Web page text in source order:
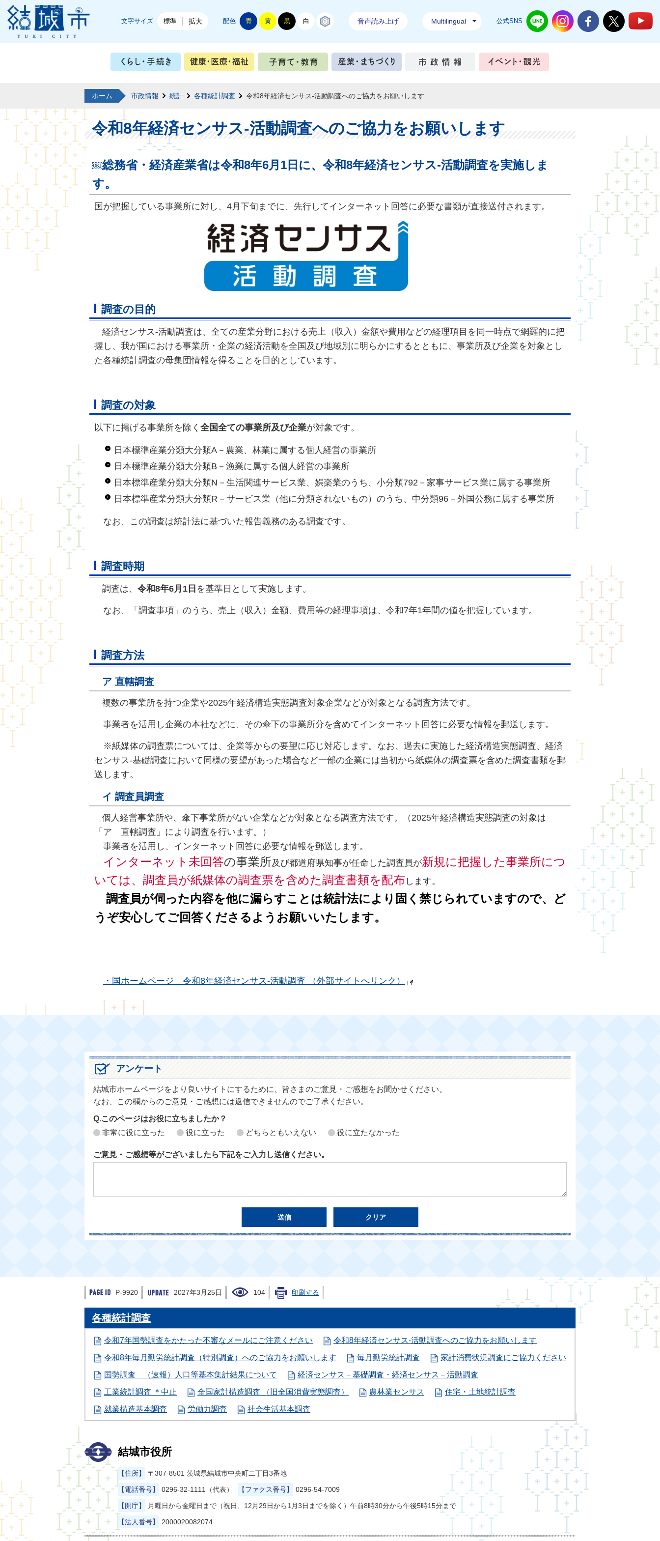
結城市公式ホームページ
文字サイズ 標準 拡大 配色 青 黄 黒 白 音声読み上げ Multilingual 公式SNS 結城市公式LINE結城市公式Instagram
結城市公式Facebook
結城市公式
くらし・手続き 健康・医療・福祉 子育て・教育 産業・まちづくり 市政情報
ホーム 市政情報 統計 各種統計調査 令和8年経済センサス-活動調査へのご協力をお願いします
令和8年経済センサス-活動調査へのご協力をお願いします
￼総務省・経済産業省は令和8年6月1日に、令和8年経済センサス-活動調査を実施しま
す。
国が把握している事業所に対し、4月下旬までに、先行してインターネット回答に必要な書類が直接送付されます。
調査の目的
経済センサス‐活動調査は、全ての産業分野における売上（収入）金額や費用などの経理項目を同一時点で網羅的に把
握し、我が国における事業所・企業の経済活動を全国及び地域別に明らかにするとともに、事業所及び企業を対象とし
た各種統計調査の母集団情報を得ることを目的としています。
調査の対象
以下に掲げる事業所を除く 全国全ての事業所及び企業が対象です。
日本標準産業分類大分類A－農業、林業に属する個人経営の事業所
日本標準産業分類大分類B－漁業に属する個人経営の事業所
日本標準産業分類大分類N－生活関連サービス業、娯楽業のうち、小分類792－家事サービス業に属する事業所
日本標準産業分類大分類R－サービス業（他に分類されないもの）のうち、中分類96－外国公務に属する事業所
なお、この調査は統計法に基づいた報告義務のある調査です。
調査時期
調査は、 令和8年6月1日 を基準日として実施します。
なお、「調査事項」のうち、売上（収入）金額、費用等の経理事項は、令和7年1年間の値を把握しています。
調査方法
ア 直轄調査
複数の事業所を持つ企業や2025年経済構造実態調査対象企業などが対象となる調査方法です。
事業者を活用し企業の本社などに、その傘下の事業所分を含めてインターネット回答に必要な情報を郵送します。
※紙媒体の調査票については、企業等からの要望に応じ対応します。なお、過去に実施した経済構造実態調査、 経済
センサス‐基礎調査において同様の要望があった場合など一部の企業には当初から紙媒体の調査票を含めた調査書類を郵
送します。
イ 調査員調査
個人経営事業所や、傘下事業所がない企業などが対象となる調査方法です。（2025年経済構造実態調査の対象は
「ア 直轄調査」により調査を行います。）
事業者を活用し、インターネット回答に必要な情報を郵送します。
インターネット未回答の事業所及び都道府県知事が任命した調査員が新規に把握した事業所につ
いては、調査員が紙媒体の調査票を含めた調査書類を配布 します。
調査員が伺った内容を他に漏らすことは統計法により固く禁じられていますので、ど
うぞ安心してご回答くださるようお願いいたします。
・国ホームページ 令和8年経済センサス‐活動調査 （外部サイトへリンク）
アンケート
結城市ホームページをより良いサイトにするために、皆さまのご意見・ご感想をお聞かせください。
なお、この欄からのご意見・ご感想には返信できませんのでご了承ください。
Q.このページはお役に立ちましたか？
非常に役に立った
役に立った どちらともいえない 役に立たなかった
ご意見・ご感想等がございましたら下記をご入力し送信ください。
P-9920 2027年3月25日 104 印刷する
各種統計調査
令和7年国勢調査をかたった不審なメールにご注意ください 令和8年経済センサス-活動調査へのご協力をお願いします
令和8年毎月勤労統計調査（特別調査）へのご協力をお願いします 毎月勤労統計調査 家計消費状況調査にご協力ください
国勢調査 （速報）人口等基本集計結果について 経済センサス－基礎調査・経済センサス－活動調査
工業統計調査 ＊中止 全国家計構造調査 （旧全国消費実態調査） 農林業センサス 住宅・土地統計調査
就業構造基本調査 労働力調査 社会生活基本調査
結城市役所
【住所】 〒307-8501 茨城県結城市中央町二丁目3番地
【電話番号】 0296-32-1111（代表） 【ファクス番号】 0296-54-7009
【開庁】 月曜日から金曜日まで（祝日、12月29日から1月3日までを除く）午前8時30分から午後5時15分まで
【法人番号】 2000020082074